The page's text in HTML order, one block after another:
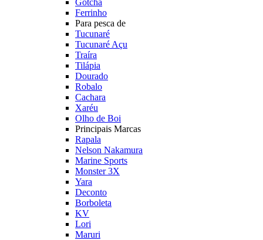
Gotcha
Ferrinho
Para pesca de
Tucunaré
Tucunaré Açu
Traíra
Tilápia
Dourado
Robalo
Cachara
Xaréu
Olho de Boi
Principais Marcas
Rapala
Nelson Nakamura
Marine Sports
Monster 3X
Yara
Deconto
Borboleta
KV
Lori
Maruri